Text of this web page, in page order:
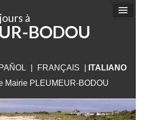
à
BODOU
FRANÇAIS
ITALIANO
Mairie PLEUMEUR-BODOU
DA FARE
ALLOGIO
DA VISITARE
VICINO PLEUMEUR